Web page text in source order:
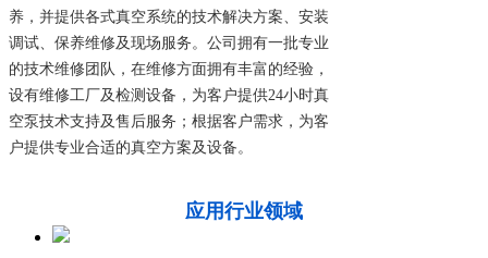
养，并提供各式真空系统的技术解决方案、安装
调试、保养维修及现场服务。公司拥有一批专业
的技术维修团队，在维修方面拥有丰富的经验，
设有维修工厂及检测设备，为客户提供24小时真
空泵技术支持及售后服务；根据客户需求，为客
户提供专业合适的真空方案及设备。
应用行业领域